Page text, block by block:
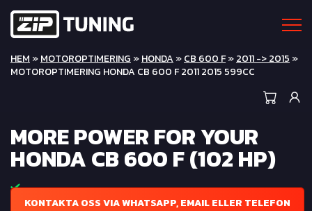
HEM »MOTOROPTIMERING »HONDA »CB 600 F»2011 -> 2015 »
MOTOROPTIMERING HONDA CB 600 F 2011 2015 599CC
MORE POWER FOR YOUR
HONDA CB 600 F (102 HP)
KONTAKTA OSS VIA WHATSAPP, EMAIL ELLER TELEFON